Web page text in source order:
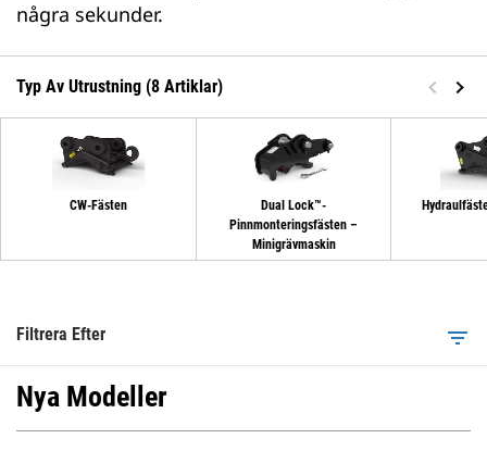
några sekunder.
Typ Av Utrustning (8 Artiklar)
CW-Fästen
Dual Lock™-
Pinnmonteringsfästen –
Minigrävmaskin
Filtrera Efter filter_list
Nya Modeller